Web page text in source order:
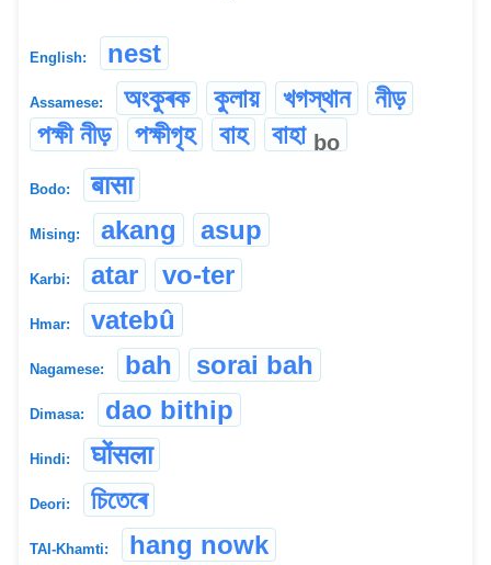
English: nest
Assamese: অংকুৰক কুলায় খগস্থান
নীড়
পক্ষী নীড়
পক্ষীগৃহ বাহ বাহা bo
Bodo: बासा
Mising: akang asup
Karbi: atar vo-ter
Hmar: vatebû
Nagamese: bah sorai bah
Dimasa: dao bithip
Hindi: घोंसला
Deori: চিতেৰে
TAI-Khamti: hang nowk